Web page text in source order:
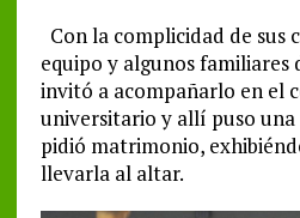
Con la complicidad de sus
equipo y algunos familiares
invitó a acompañarlo en el
universitario y allí puso
pidió matrimonio,
llevarla al altar.